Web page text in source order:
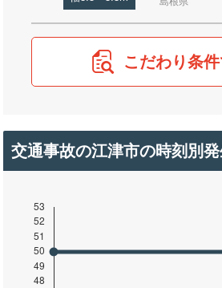
こだわり条
交通事故の江津市の時刻別